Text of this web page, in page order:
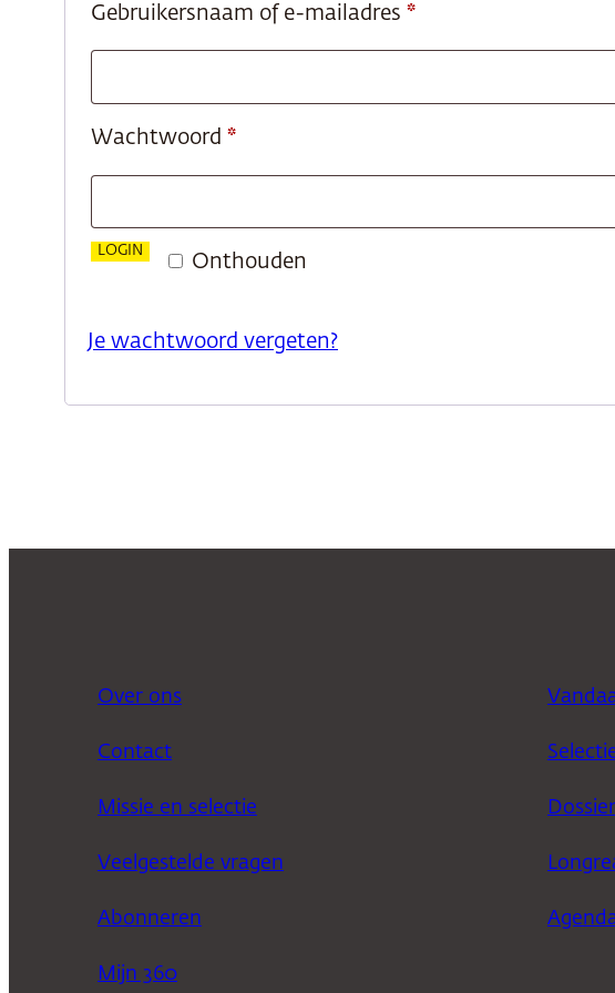
Gebruikersnaam of e-mailadres *Vereist
Wachtwoord *Vereist
Onthouden
LOGIN
Je wachtwoord vergeten?
Over ons
Contact
Missie en selectie
Veelgestelde vragen
Abonneren
Mijn 360
Dossier